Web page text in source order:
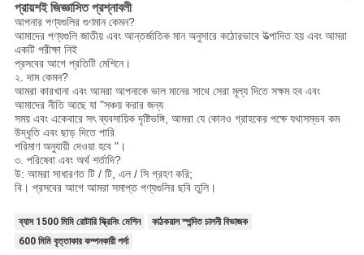
প্রায়শই জিজ্ঞাসিত প্রশ্নাবলী
আপনার পণ্যগুলির গুণমান কেমন?
আমাদের পণ্যগুলি জাতীয় এবং আন্তর্জাতিক মান অনুসারে কঠোরভাবে উত্পাদিত হয় এবং আমরা
একটি পরীক্ষা নিই
প্রসবের আগে প্রতিটি মেশিনে।
২. দাম কেমন?
আমরা কারখানা এবং আমরা আপনাকে ভাল মানের সাথে সেরা মূল্য দিতে সক্ষম হব এবং
আমাদের নীতি আছে যা "সঞ্চয় করার জন্য
সময় এবং একেবারে সৎ ব্যবসায়িক দৃষ্টিভঙ্গি, আমরা যে কোনও গ্রাহকের পক্ষে যথাসম্ভব কম
উদ্ধৃতি এবং ছাড় দিতে পারি
পরিমাণ অনুযায়ী দেওয়া হবে "।
৩. পরিষেবা এবং অর্থ শর্তাদি?
উ: আমরা সাধারণত টি / টি, এল / সি গ্রহণ করি;
বি। প্রসবের আগে আমরা সমাপ্ত পণ্যগুলির ছবি তুলি।
ব্যাস 1500 মিমি রোটারি স্ক্রিনিং মেশিন
কাঠকয়াল স্পন্দিত চালনী বিভাজক
600 মিমি বৃত্তাকার কম্পনকারী পর্দা